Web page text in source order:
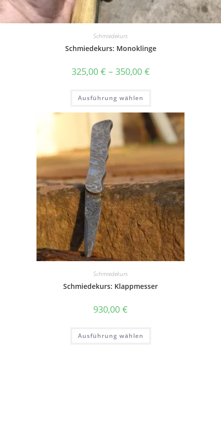
Schmiedekurs
Schmiedekurs: Monoklinge
325,00 € – 350,00 €
Ausführung wählen
Schmiedekurs
Schmiedekurs: Klappmesser
930,00 €
Ausführung wählen